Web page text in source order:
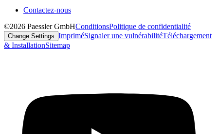
Contactez-nous
©2026 Paessler GmbHConditionsPolitique de confidentialité
Change Settings ImpriméSignaler une vulnérabilitéTéléchargement
& InstallationSitemap